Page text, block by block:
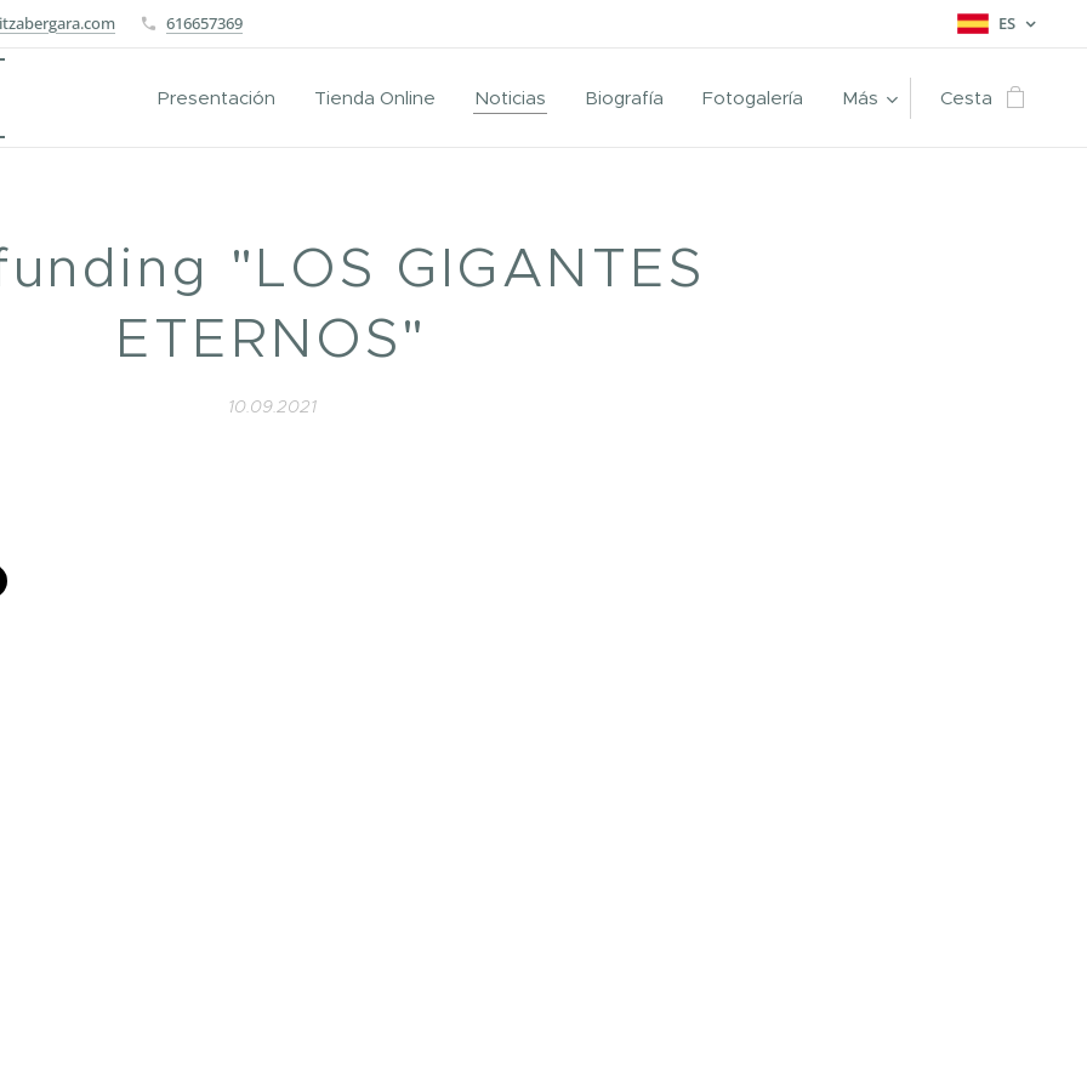
616657369 ES
Presentación Tienda Online Noticias Biografía Fotogalería Más Cesta
"LOS GIGANTES
ETERNOS"
10.09.2021